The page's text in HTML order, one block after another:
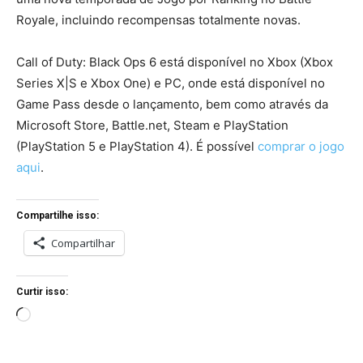
Royale, incluindo recompensas totalmente novas.
Call of Duty: Black Ops 6 está disponível no Xbox (Xbox
Series X|S e Xbox One) e PC, onde está disponível no
Game Pass desde o lançamento, bem como através da
Microsoft Store, Battle.net, Steam e PlayStation
(PlayStation 5 e PlayStation 4). É possível comprar o jogo
aqui.
Compartilhe isso:
Compartilhar
Curtir isso:
C